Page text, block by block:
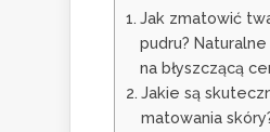
Jak zmatowić
pudru?
na błyszczącą
Jakie są
matowania